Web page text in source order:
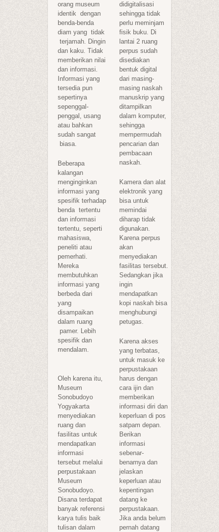
orang museum
identik dengan
benda-benda
diam yang tidak
terjamah. Dingin
dan kaku. Tidak
memberikan nilai
dan informasi.
Informasi yang
tersedia pun
sepertinya
sepenggal-
penggal, usang
atau bahkan
sudah sangat
biasa.
Beberapa
kalangan
menginginkan
informasi yang
spesifik terhadap
benda tertentu
dan informasi
tertentu, seperti
mahasiswa,
peneliti atau
pemerhati.
Mereka
membutuhkan
informasi yang
berbeda dari
yang
disampaikan
dalam ruang
pamer. Lebih
spesifik dan
mendalam.
Oleh karena itu,
Museum
Sonobudoyo
Yogyakarta
menyediakan
ruang dan
fasilitas untuk
mendapatkan
informasi
tersebut melalui
perpustakaan
Museum
Sonobudoyo.
Disana terdapat
banyak referensi
karya tulis baik
tulisan dalam
didigitalisasi
sehingga tidak
perlu meminjam
fisik buku. Di
lantai 2 ruang
perpus sudah
disediakan
bentuk digital
dari masing-
masing naskah
manuskrip yang
ditampilkan
dalam komputer,
sehingga
mempermudah
pencarian dan
pembacaan
naskah.
Kamera dan alat
elektronik yang
bisa untuk
memindai
diharap tidak
digunakan.
Karena perpus
akan
menyediakan
fasilitas tersebut.
Sedangkan jika
ingin
mendapatkan
kopi naskah bisa
menghubungi
petugas.
Karena akses
yang terbatas,
untuk masuk ke
perpustakaan
harus dengan
cara ijin dan
memberikan
informasi diri dan
keperluan di pos
satpam depan.
Berikan
informasi
sebenar-
benarnya dan
jelaskan
keperluan atau
kepentingan
datang ke
perpustakaan.
Jika anda belum
pernah datang